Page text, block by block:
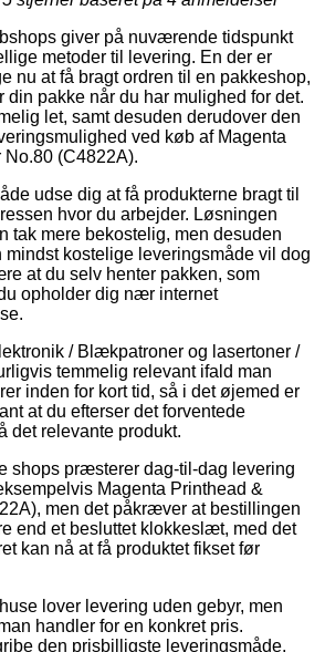
giver på nuværende tidspunkt
metoder til levering. En der er
nu at få bragt ordren til en pakkeshop,
din pakke når du har mulighed for det.
let, samt desuden derudover den
ved køb af Magenta
(C4822A).
udse dig at få produkterne bragt til
hvor du arbejder. Løsningen
tak mere bekostelig, men desuden
mindst kostelige leveringsmåde vil dog
at du selv henter pakken, som
opholder dig nær internet
/ Blækpatroner og lasertoner /
temmelig relevant ifald man
inden for kort tid, så i det øjemed er
at du efterser det forventede
det relevante produkt.
shops præsterer dag-til-dag levering
Magenta Printhead &
men det påkræver at bestillingen
end et besluttet klokkeslæt, med det
kan nå at få produktet fikset før
lover levering uden gebyr, men
handler for en konkret pris.
den prisbilligste leveringsmåde,